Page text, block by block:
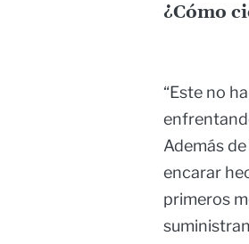
¿Cómo
“Este no
Además
encarar
primeros